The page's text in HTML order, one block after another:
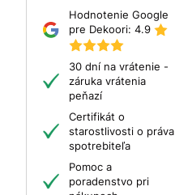
Hodnotenie Google
pre Dekoori: 4.9
30 dní na vrátenie -
záruka vrátenia
peňazí
Certifikát o
starostlivosti o práva
spotrebiteľa
Pomoc a
poradenstvo pri